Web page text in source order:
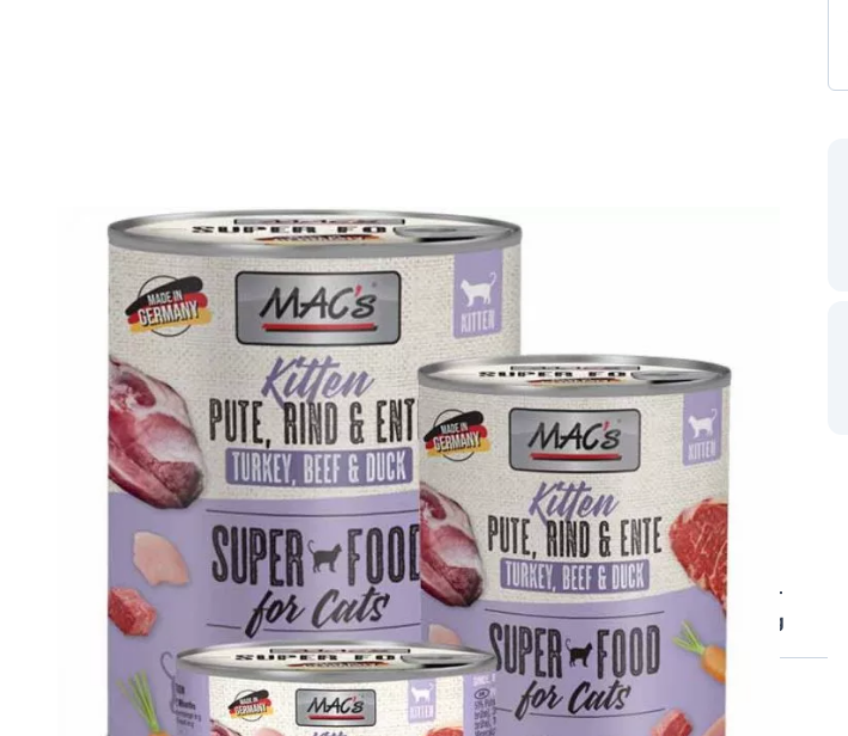
Produkt­details
Macs Cat Dose Kitten Pute, Rind und Ente
Zusammen­setzung
Analytische
Bestandteile
Fütterungs­
empfehlung